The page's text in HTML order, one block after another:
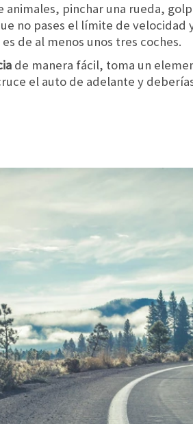
animales, pinchar una rueda,
no pases el límite de velocidad
de al menos unos tres coches.
de manera fácil, toma un
el auto de adelante y